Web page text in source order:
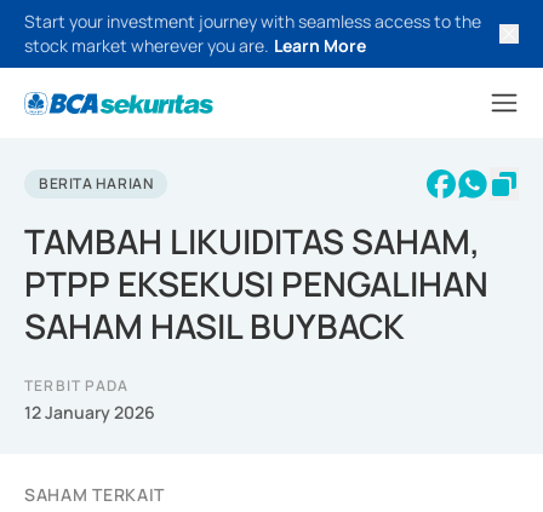
Start your investment journey with seamless access to the
stock market wherever you are. Learn More
BERITA HARIAN
TAMBAH LIKUIDITAS SAHAM,
PTPP EKSEKUSI PENGALIHAN
SAHAM HASIL BUYBACK
TERBIT PADA
12 January 2026
SAHAM TERKAIT